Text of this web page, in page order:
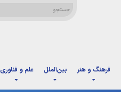
فرهنگ و هنر بین‌الملل علم و فناوری